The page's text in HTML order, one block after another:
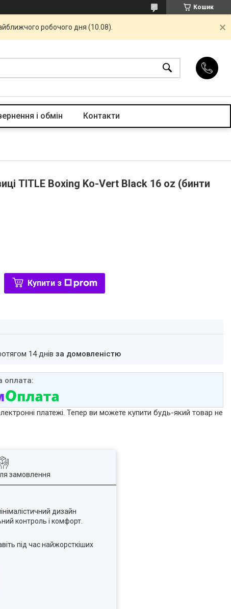
Кошик
робочого дня (10.08).
і обмін Контакти
TITLE Boxing Ko-Vert Black 16 oz (бинти
Купити з
14 днівза домовленістю
платежі. Тепер ви можете купити будь-який товар не
замовлення
дизайн
контроль і комфорт.
під час найжорсткіших